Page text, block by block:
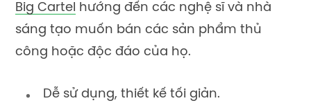
Big Cartel
hướng đến các nghệ sĩ và nhà
sáng tạo muốn bán các sản phẩm thủ
công hoặc độc đáo của họ.
Dễ sử dụng, thiết kế tối giản.